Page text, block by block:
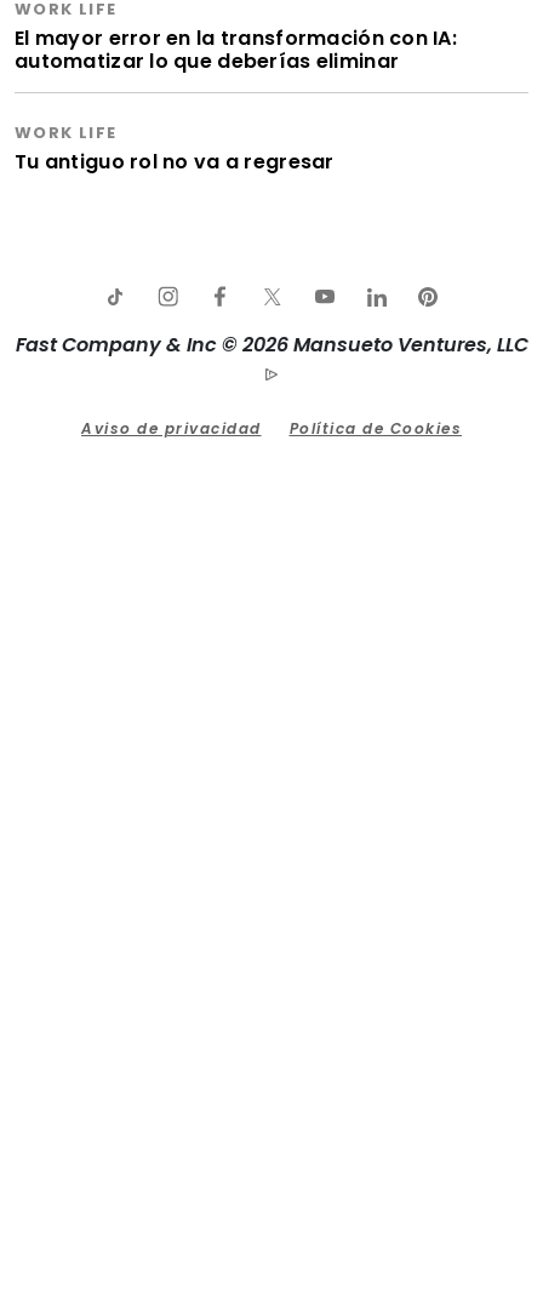
WORK LIFE
El mayor error en la transformación con IA:
automatizar lo que deberías eliminar
WORK LIFE
Tu antiguo rol no va a regresar
Fast Company & Inc © 2026 Mansueto Ventures, LLC
Aviso de privacidad Política de Cookies